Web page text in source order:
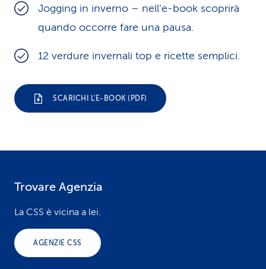
e
r
v
z
o
Jogging in inverno – nell’e-book scoprirà
quando occorre fare una pausa.
12 verdure invernali top e ricette semplici.
SCARICHI L'E-BOOK (PDF)
Trovare Agenzia
La CSS è vicina a lei.
AGENZIE CSS